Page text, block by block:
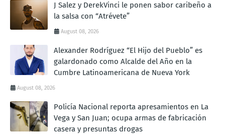
J Salez y DerekVinci le ponen sabor caribeño a
la salsa con “Atrévete”
August 08, 2026
Alexander Rodríguez “El Hijo del Pueblo” es
galardonado como Alcalde del Año en la
Cumbre Latinoamericana de Nueva York
August 08, 2026
Policía Nacional reporta apresamientos en La
Vega y San Juan; ocupa armas de fabricación
casera y presuntas drogas